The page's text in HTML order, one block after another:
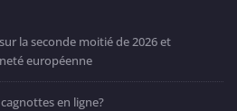
la seconde moitié de 2026 et
européenne
en ligne?